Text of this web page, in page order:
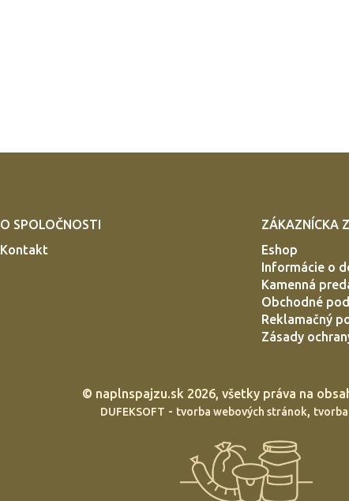
O SPOLOČNOSTI
Kontakt
ZÁKAZNÍCKA
Eshop
Informácie o
Kamenná
Obchodné
Reklamačný
Zásady
© naplnspajzu.sk 2026, všetky práva na
DUFEKSOFT - tvorba webových stránok,